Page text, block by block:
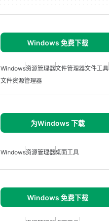
Windows 免费下载
Windows资源管理器文件管理器文件工具
文件资源管理器
为Windows 下载
Windows资源管理器桌面工具
Windows 免费下载